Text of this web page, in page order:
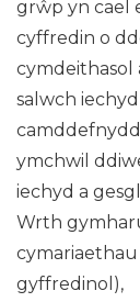
grŵp yn cael
cyffredin o
cymdeithasol
salwch
ymchwil
iechyd a
Wrth
cymariaethau
gyffredinol),